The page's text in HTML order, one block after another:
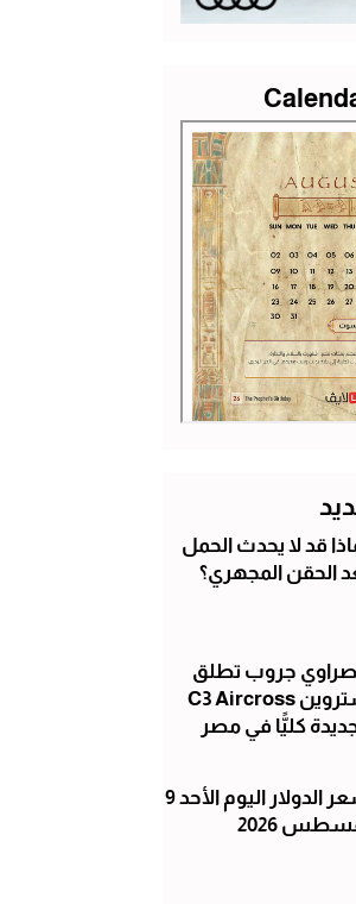
قد لا يحدث الحمل
الحقن المجهري؟
جروب تطلق
ستروين C3 Aircross
كليًّا في مصر
سعر الدولار اليوم الأحد 9
2026